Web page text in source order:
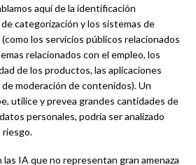
aquí de la identificación
categorización y los sistemas de
los servicios públicos relacionados
relacionados con el empleo, los
de los productos, las aplicaciones
moderación de contenidos). Un
utilice y prevea grandes cantidades de
personales, podría ser analizado
riesgo.
IA que no representan gran amenaza